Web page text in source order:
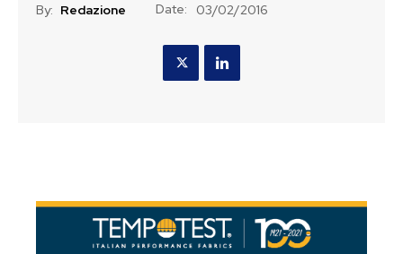
By: Redazione Date: 03/02/2016